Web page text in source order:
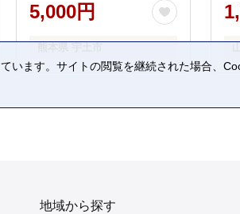
5,000円
地域から探す
ます。サイトの閲覧を継続された場合、